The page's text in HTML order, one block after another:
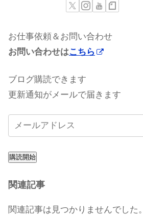
お仕事依頼＆お問い合わせ
お問い合わせはこちら
ブログ購読できます
更新通知がメールで届きます
購読開始
関連記事
関連記事は見つかりませんでした。